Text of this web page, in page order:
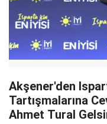
Akşener'den
Tartışmalarına
Ahmet Tural